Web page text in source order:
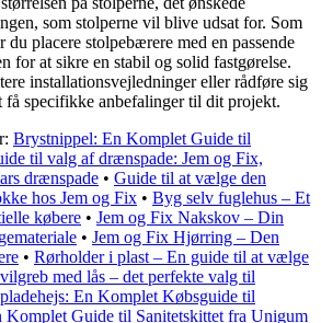
som stolperne vil blive udsat for. Som
du placere stolpebærere med en passende
for at sikre en stabil og solid fastgørelse.
installationsvejledninger eller rådføre sig
få specifikke anbefalinger til dit projekt.
Brystnippel: En Komplet Guide til
til valg af drænspade: Jem og Fix,
drænspade • Guide til at vælge den
hos Jem og Fix • Byg selv fuglehus – Et
købere • Jem og Fix Nakskov – Din
• Jem og Fix Hjørring – Den
• Rørholder i plast – En guide til at vælge
med lås – det perfekte valg til
En Komplet Købsguide til
Komplet Guide til Sanitetskittet fra Unigum